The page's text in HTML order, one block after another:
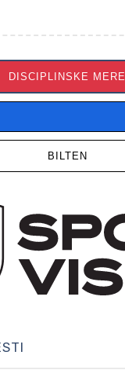
DISCIPLINSKE MERE
BILTEN